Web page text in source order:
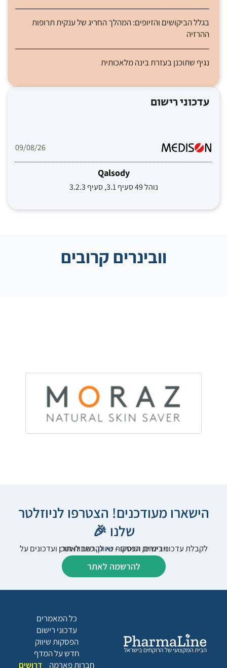
בגלל הביקושים והזיופים: המהלך החריג של ענקית תרופות
ההרזיה
נגיף שתוכנן בעזרת בינה מלאכותית
עדכוני רישום
09/08/26
Qalsody
נוהל 49 סעיף 3.1, סעיף 3.2.3
וובינרים קרובים
הישארו מעודכנים! הצטרפו לניוזלטר
שלנו 🎉
לקבלת עדכוני רישום, הפסקותשיווק
, כתבות תוכן ועדכונים על וובינרים וכנסים – נא להרשם לאתר:
להרשמה לאתר
כל המאמרים
עדכוני רישום
הפסקות שיווק
חדש על המדף
חברות פארמה
דרושים